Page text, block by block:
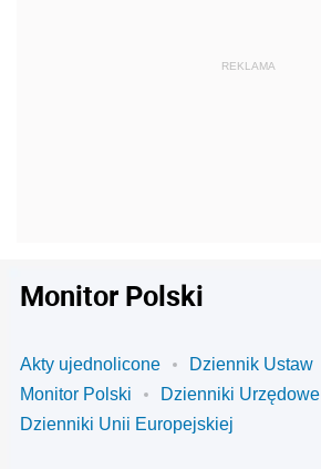
Monitor Polski
Akty ujednolicone
Dziennik Ustaw
Monitor Polski
Dzienniki Urzędowe
Dzienniki Unii Europejskiej